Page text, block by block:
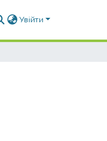
Увійти